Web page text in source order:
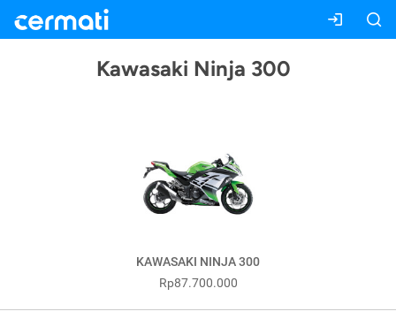
Kawasaki Ninja 300
KAWASAKI NINJA 300
Rp87.700.000